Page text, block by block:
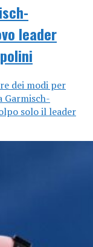
leader
dei modi per
Garmisch-
solo il leader